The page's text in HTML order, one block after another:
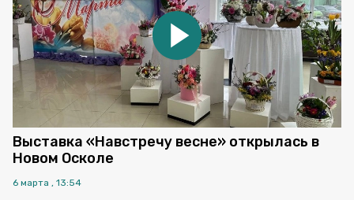
Выставка «Навстречу весне» открылась в
Новом Осколе
6 марта , 13:54